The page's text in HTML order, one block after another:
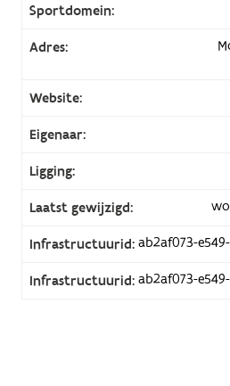
Sportdomein:
Adres:
Website:
Eigenaar:
Ligging:
Laatst gewijzigd:
Infrastructuurid: ab2af073-
Infrastructuurid: ab2af073-